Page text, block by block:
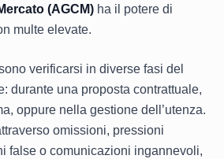
(AGCM) ha il potere di
multe elevate.
verificarsi in diverse fasi del
durante una proposta contrattuale,
oppure nella gestione dell’utenza.
omissioni, pressioni
false o comunicazioni ingannevoli,